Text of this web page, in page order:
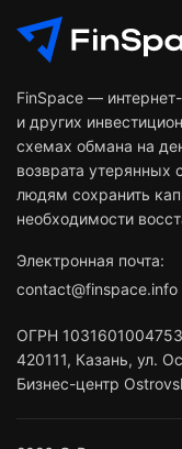
FinSpace —
и других
схемах обмана на
возврата
людям сохранить
необходимости
Электронная почта:
contact@finspace.info
ОГРН 1031601004753
420111, Казань, ул.
Бизнес-центр